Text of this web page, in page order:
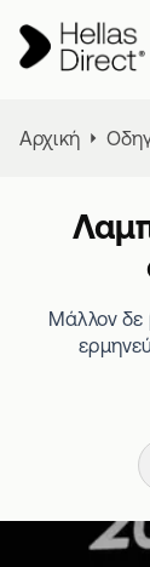
Αρχική
Μάλλον δε